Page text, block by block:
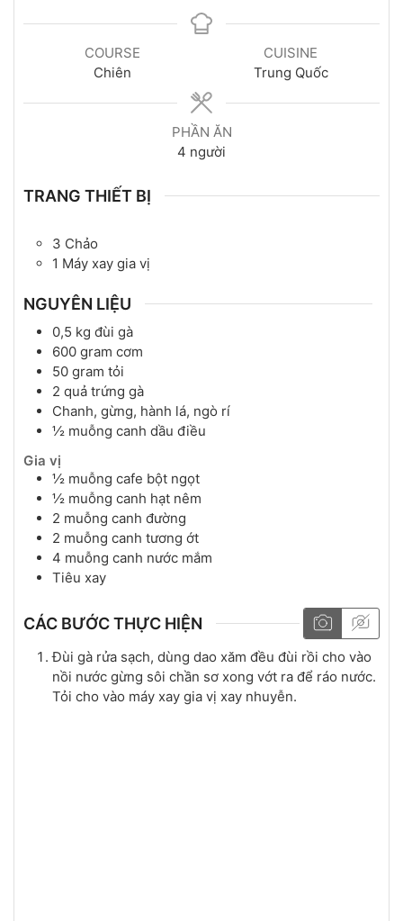
COURSE
Chiên
CUISINE
Trung Quốc
PHẦN ĂN
4 người
TRANG THIẾT BỊ
3 Chảo
1 Máy xay gia vị
NGUYÊN LIỆU
0,5 kg đùi gà
600 gram cơm
50 gram tỏi
2 quả trứng gà
Chanh, gừng, hành lá, ngò rí
½ muỗng canh dầu điều
Gia vị
½ muỗng cafe bột ngọt
½ muỗng canh hạt nêm
2 muỗng canh đường
2 muỗng canh tương ớt
4 muỗng canh nước mắm
Tiêu xay
CÁC BƯỚC THỰC HIỆN
Đùi gà rửa sạch, dùng dao xăm đều đùi rồi cho vào
nồi nước gừng sôi chần sơ xong vớt ra để ráo nước.
Tỏi cho vào máy xay gia vị xay nhuyễn.